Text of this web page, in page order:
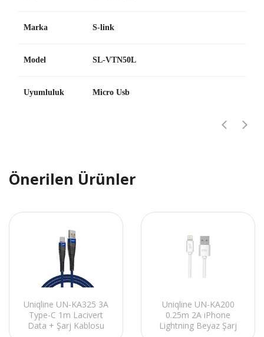
Marka S-link
Model SL-VTN50L
Uyumluluk Micro Usb
Önerilen Ürünler
Uniqline UN-KA325 3A
Type-C 1m Lacivert
Data + Şarj Kablosu
Uniqline UN-KA200
0.25m 2A iPhone
Lightning Beyaz Şarj